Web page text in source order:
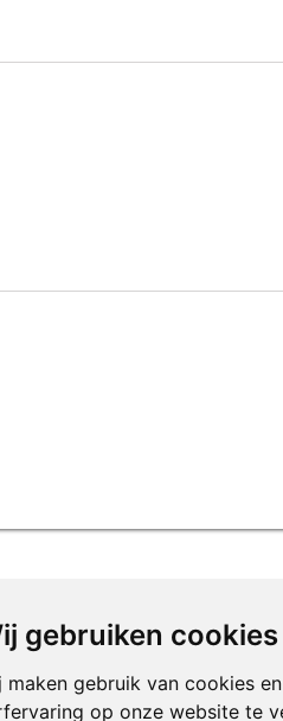
gebruiken cookies
maken gebruik van cookies
op onze website te
Art b.v.
nu: +31 651 338 257
info@colonia-art.com